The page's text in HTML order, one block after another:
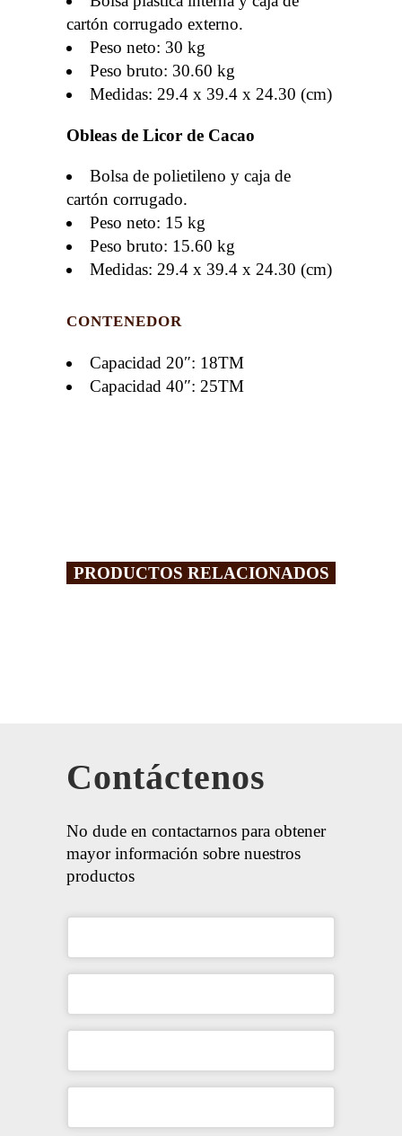
cartón corrugado externo.
Peso neto: 30 kg
Peso bruto: 30.60 kg
Medidas: 29.4 x 39.4 x 24.30 (cm)
Obleas de Licor de Cacao
Bolsa de polietileno y caja de
cartón corrugado.
Peso neto: 15 kg
Peso bruto: 15.60 kg
Medidas: 29.4 x 39.4 x 24.30 (cm)
CONTENEDOR
Capacidad 20″: 18TM
Capacidad 40″: 25TM
PRODUCTOS RELACIONADOS
Contáctenos
No dude en contactarnos para obtener
mayor información sobre nuestros
productos